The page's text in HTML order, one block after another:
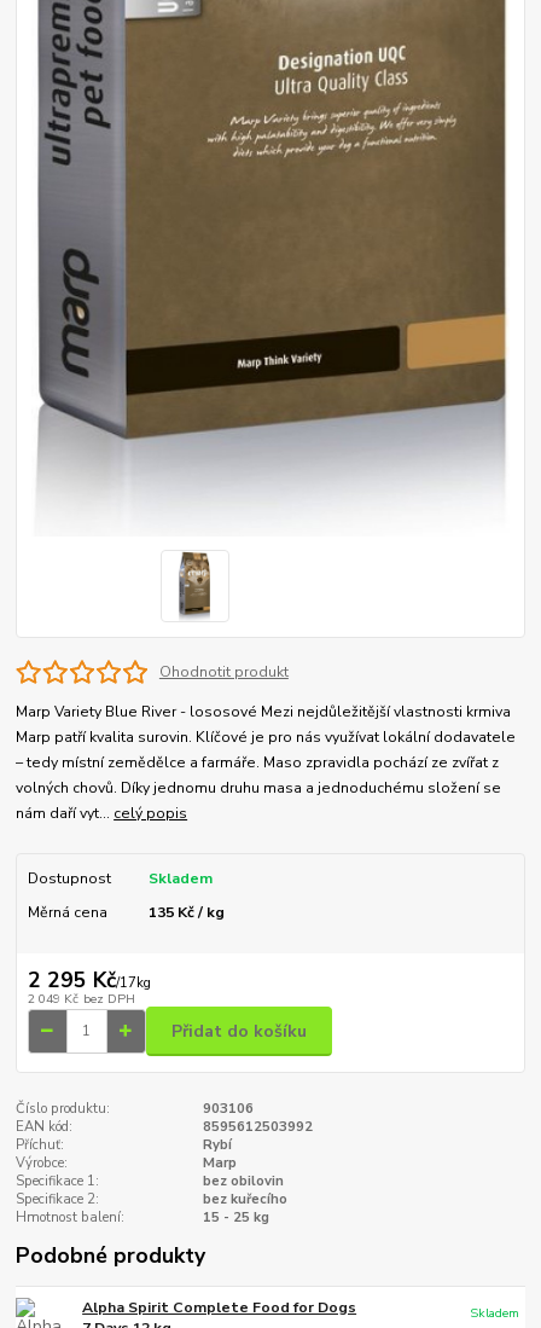
Ohodnotit produkt
Marp Variety Blue River - lososové Mezi nejdůležitější vlastnosti krmiva
Marp patří kvalita surovin. Klíčové je pro nás využívat lokální dodavatele
– tedy místní zemědělce a farmáře. Maso zpravidla pochází ze zvířat z
volných chovů. Díky jednomu druhu masa a jednoduchému složení se
nám daří vyt... celý popis
Dostupnost
Skladem
Měrná cena
135 Kč / kg
2 295 Kč/17kg
2 049 Kč bez DPH
Přidat do košíku
Číslo produktu:
903106
EAN kód:
8595612503992
Příchuť:
Rybí
Výrobce:
Marp
Specifikace 1:
bez obilovin
Specifikace 2:
bez kuřecího
Hmotnost balení:
15 - 25 kg
Podobné produkty
Alpha Spirit Complete Food for Dogs
Skladem